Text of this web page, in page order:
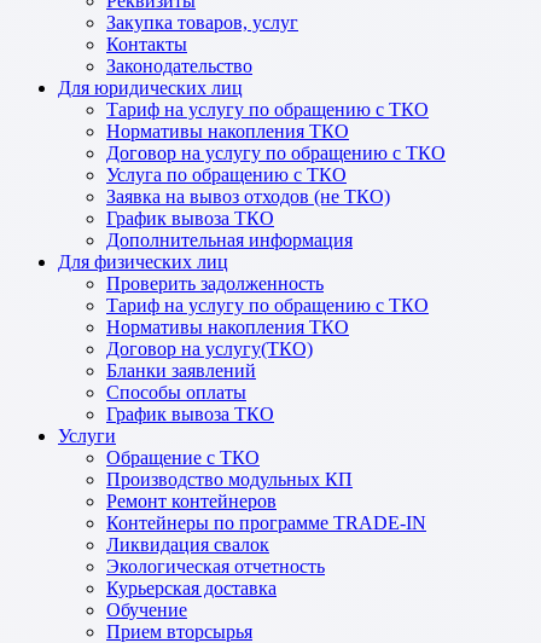
Закупка товаров, услуг
Контакты
Законодательство
Для юридических лиц
Тариф на услугу по обращению с ТКО
Нормативы накопления ТКО
Договор на услугу по обращению с ТКО
Услуга по обращению с ТКО
Заявка на вывоз отходов (не ТКО)
График вывоза ТКО
Дополнительная информация
Для физических лиц
Проверить задолженность
Тариф на услугу по обращению с ТКО
Нормативы накопления ТКО
Договор на услугу(ТКО)
Бланки заявлений
Способы оплаты
График вывоза ТКО
Услуги
Обращение с ТКО
Производство модульных КП
Ремонт контейнеров
Контейнеры по программе TRADE-IN
Ликвидация свалок
Экологическая отчетность
Курьерская доставка
Обучение
Прием вторсырья